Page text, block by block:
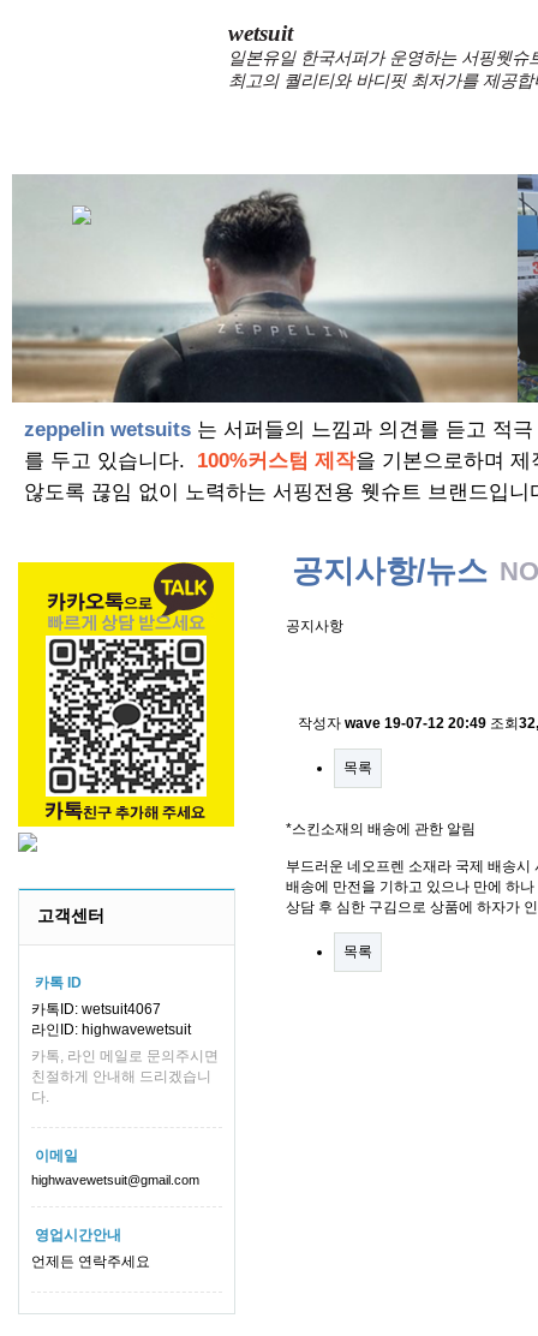
wetsuit
일본유일 한국서퍼가 운영하는 서핑웻
최고의 퀄리티와 바디핏 최저가를 제공합
zeppelin wetsuits 는 서퍼들의 느낌과 의견를 듣고 적
를 두고 있습니다. 100%커스텀 제작을 기본으로하며
않도록 끊임 없이 노력하는 서핑전용 웻슈트 브랜드입니
고객센터
카톡 ID
카톡ID: wetsuit4067
라인ID: highwavewetsuit
카톡, 라인 메일로 문의주시면
친절하게 안내해 드리겠습니
다.
이메일
highwavewetsuit@gmail.com
영업시간안내
언제든 연락주세요
공지사항/뉴스
공지사항
작성자 wave 19-07-12 20:49 조회
목록
*스킨소재의 배송에 관한 알림
부드러운 네오프렌 소재라 국제 배송
배송에 만전을 기하고 있으나 만에 하
상담 후 심한 구김으로 상품에 하자가
목록